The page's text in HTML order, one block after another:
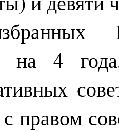
на 4
с правом